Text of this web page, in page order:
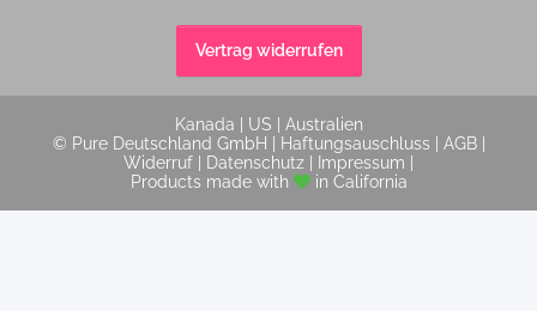
Vertrag widerrufen
Kanada US
Australien
© Pure Deutschland GmbH |
Haftungsauschluss AGB
Widerruf
Datenschutz Impressum
Products made with
in California